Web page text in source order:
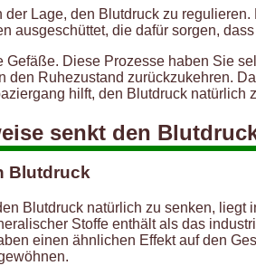
der Lage, den Blutdruck zu
ausgeschüttet, die dafür sorgen,
Gefäße. Diese Prozesse haben Sie
den Ruhezustand zurückzukehren.
hilft, den Blutdruck natürlich
senkt den
Blutdruck
Blutdruck natürlich zu senken, liegt
Stoffe enthält als das
einen ähnlichen Effekt auf den